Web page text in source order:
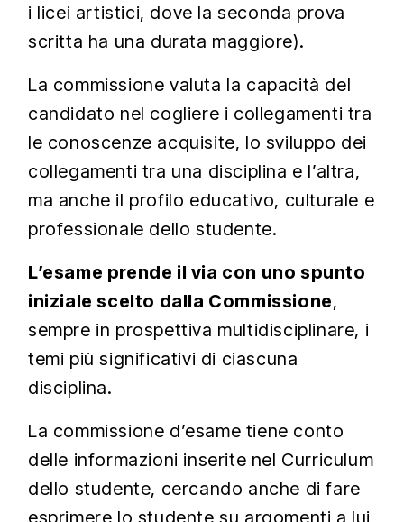
i licei artistici, dove la seconda prova
scritta ha una durata maggiore).
La commissione valuta la capacità del
candidato nel cogliere i collegamenti tra
le conoscenze acquisite, lo sviluppo dei
collegamenti tra una disciplina e l’altra,
ma anche il profilo educativo, culturale e
professionale dello studente.
L’esame prende il via con uno spunto
iniziale scelto dalla Commissione,
sempre in prospettiva multidisciplinare, i
temi più significativi di ciascuna
disciplina.
La commissione d’esame tiene conto
delle informazioni inserite nel Curriculum
dello studente, cercando anche di fare